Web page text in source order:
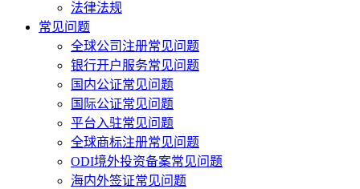
法律法规
常见问题
全球公司注册常见问题
银行开户服务常见问题
国内公证常见问题
国际公证常见问题
平台入驻常见问题
全球商标注册常见问题
ODI境外投资备案常见问题
海内外签证常见问题